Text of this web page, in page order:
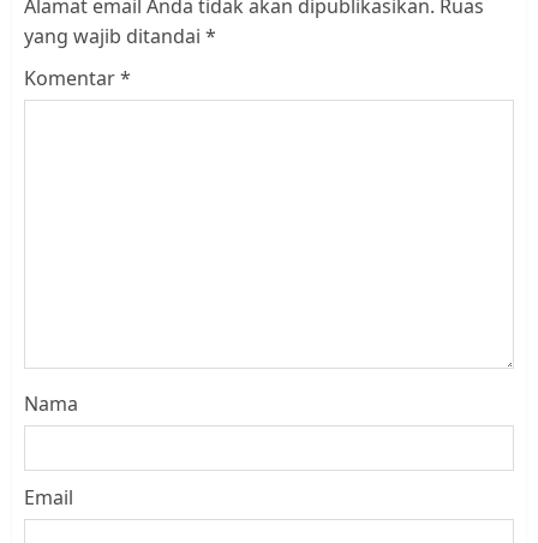
Alamat email Anda tidak akan dipublikasikan. Ruas
yang wajib ditandai *
Komentar*
Nama
Email